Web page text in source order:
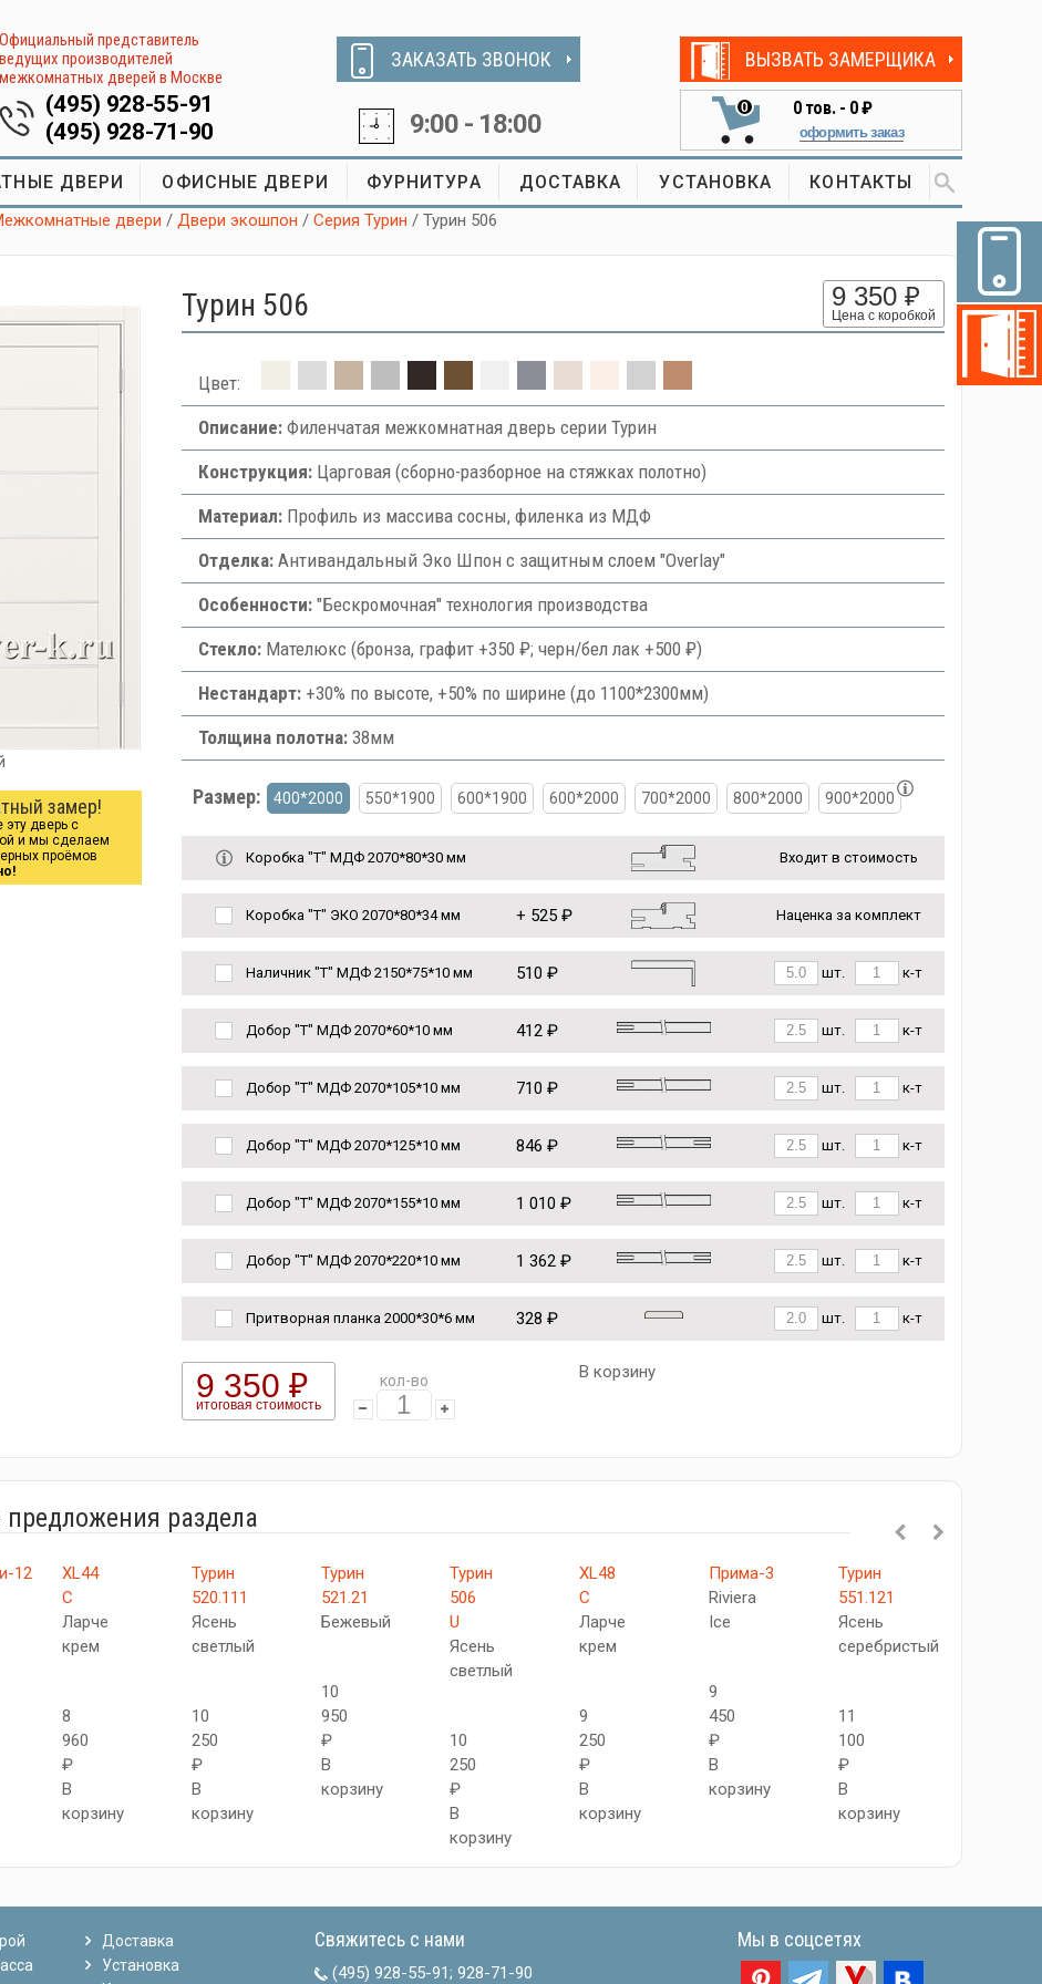
Официальный представитель
ведущих производителей
межкомнатных дверей в Москве
(495) 928-55-91
(495) 928-71-90
ЗАКАЗАТЬ ЗВОНОК
9:00 - 18:00
ВЫЗВАТЬ ЗАМЕРЩИКА
0 0тов. - 0 ₽
оформить заказ
ДВЕРИ ОФИСНЫЕ ДВЕРИ ФУРНИТУРА ДОСТАВКА УСТАНОВКА КОНТАКТЫ
двери /Двери экошпон /Серия Турин / Турин 506
замер!
эту дверь с
и мы сделаем
проёмов
Турин 506 9 350 ₽
Цена с коробкой
Цвет:
Описание:Филенчатая межкомнатная дверь серии Турин
Конструкция:Царговая (сборно-разборное на стяжках полотно)
Материал:Профиль из массива сосны, филенка из МДФ
Отделка:Антивандальный Эко Шпон с защитным слоем "Overlay"
Особенности:"Бескромочная" технология производства
Стекло:Мателюкс (бронза, графит +350 ₽; черн/бел лак +500 ₽)
Нестандарт:+30% по высоте, +50% по ширине (до 1100*2300мм)
Толщина полотна:38мм
Размер: 400*2000 550*1900 600*1900 600*2000 700*2000 800*2000 900*2000
Коробка "Т" МДФ 2070*80*30 мм Входит в стоимость
Коробка "Т" ЭКО 2070*80*34 мм + 525 ₽ Наценка за комплект
Наличник "Т" МДФ 2150*75*10 мм 510 ₽ шт. к-т
Добор "Т" МДФ 2070*60*10 мм 412 ₽ шт. к-т
Добор "Т" МДФ 2070*105*10 мм 710 ₽ шт. к-т
Добор "Т" МДФ 2070*125*10 мм 846 ₽ шт. к-т
Добор "Т" МДФ 2070*155*10 мм 1 010 ₽ шт. к-т
Добор "Т" МДФ 2070*220*10 мм 1 362 ₽ шт. к-т
Притворная планка 2000*30*6 мм 328 ₽ шт. к-т
9 350 ₽
итоговая стоимость
кол-во В корзину
предложения раздела
12
XL44
C
Ларче
крем
8
960
₽
В
корзину
Турин
520.111
Ясень
светлый
10
250
₽
В
корзину
Турин
521.21
Бежевый
10
950
₽
В
корзину
Турин
506
U
Ясень
светлый
10
250
₽
В
корзину
XL48
C
Ларче
крем
9
250
₽
В
корзину
Прима-3
Riviera
Ice
9
450
₽
В
корзину
Турин
551.121
Ясень
серебристый
11
100
₽
В
корзину
Доставка
Установка
Свяжитесь с нами
(495) 928-55-91; 928-71-90
Мы в соцсетях